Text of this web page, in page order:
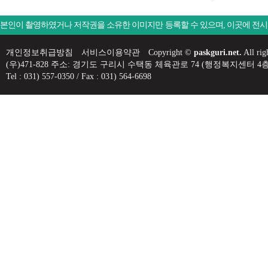
본인이 촬영하였거나 저작권을 소유한 이미지만 등록할 수 있으며, 이곳에 전
개인정보취급방침 서비스이용약관 Copyright © paskguri.net. All
(우)471-828 주소: 경기도 구리시 수택동 체육관로 74 (행정복지센터
Tel : 031) 557-0350 / Fax : 031) 564-6698